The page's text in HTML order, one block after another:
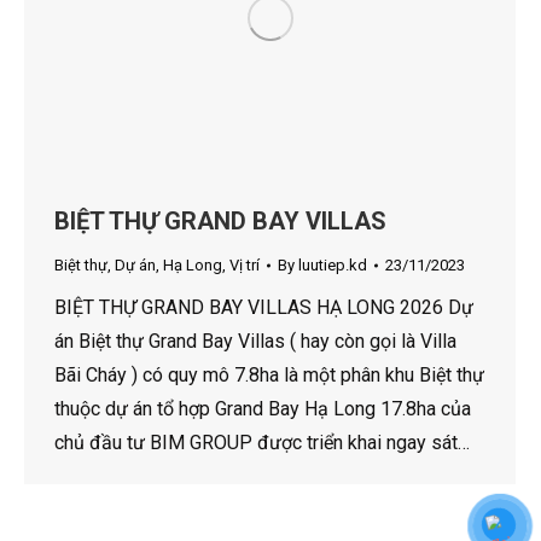
BIỆT THỰ GRAND BAY VILLAS
Biệt thự, Dự án, Hạ Long, Vị trí By luutiep.kd 23/11/2023
BIỆT THỰ GRAND BAY VILLAS HẠ LONG 2026 Dự
án Biệt thự Grand Bay Villas ( hay còn gọi là Villa
Bãi Cháy ) có quy mô 7.8ha là một phân khu Biệt thự
thuộc dự án tổ hợp Grand Bay Hạ Long 17.8ha của
chủ đầu tư BIM GROUP được triển khai ngay sát…